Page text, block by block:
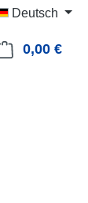
Deutsch
0,00 €